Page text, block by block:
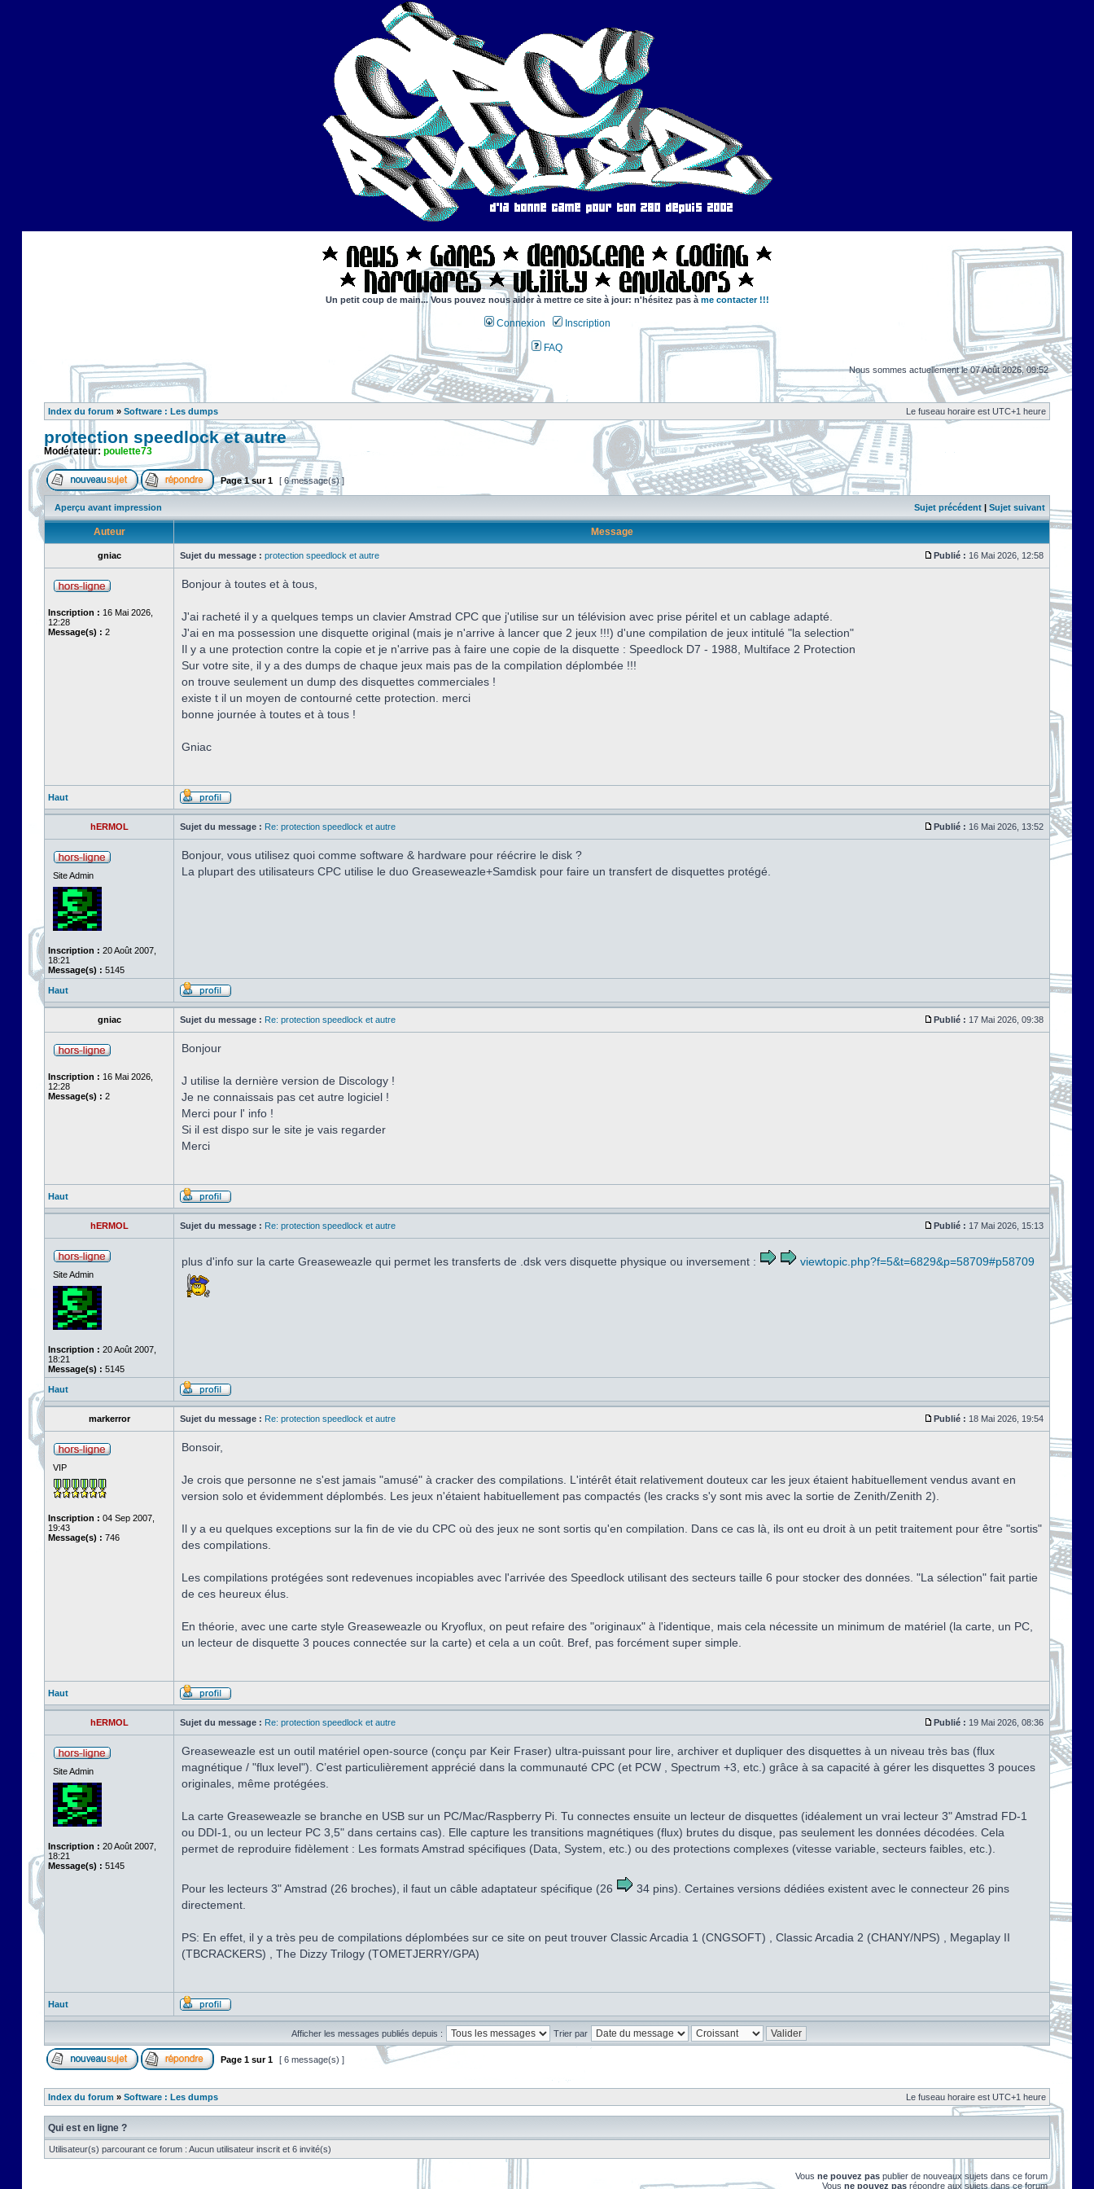
Un petit coup de main... Vous pouvez nous aider à mettre ce site à jour: n'hésitez pas à me contacter !!!
Connexion Inscription
FAQ
Nous sommes actuellement le 07 Août 2026, 09:52
Index du forum » Software : Les dumps Le fuseau horaire est UTC+1 heure
protection speedlock et autre
Modérateur: poulette73
Page1sur1 [ 6 message(s) ]
Aperçu avant impression Sujet précédent | Sujet suivant
Auteur Message
gniac Sujet du message : protection speedlock et autre Publié : 16 Mai 2026, 12:58
Inscription : 16 Mai 2026,
12:28
Message(s) : 2
Bonjour à toutes et à tous,
J'ai racheté il y a quelques temps un clavier Amstrad CPC que j'utilise sur un télévision avec prise péritel et un cablage adapté.
J'ai en ma possession une disquette original (mais je n'arrive à lancer que 2 jeux !!!) d'une compilation de jeux intitulé "la selection"
Il y a une protection contre la copie et je n'arrive pas à faire une copie de la disquette : Speedlock D7 - 1988, Multiface 2 Protection
Sur votre site, il y a des dumps de chaque jeux mais pas de la compilation déplombée !!!
on trouve seulement un dump des disquettes commerciales !
existe t il un moyen de contourné cette protection. merci
bonne journée à toutes et à tous !
Gniac
Haut
hERMOL Sujet du message : Re: protection speedlock et autre Publié : 16 Mai 2026, 13:52
Site Admin
Inscription : 20 Août 2007,
18:21
Message(s) : 5145
Bonjour, vous utilisez quoi comme software & hardware pour réécrire le disk ?
La plupart des utilisateurs CPC utilise le duo Greaseweazle+Samdisk pour faire un transfert de disquettes protégé.
Haut
gniac Sujet du message : Re: protection speedlock et autre Publié : 17 Mai 2026, 09:38
Inscription : 16 Mai 2026,
12:28
Message(s) : 2
Bonjour
J utilise la dernière version de Discology !
Je ne connaissais pas cet autre logiciel !
Merci pour l' info !
Si il est dispo sur le site je vais regarder
Merci
Haut
hERMOL Sujet du message : Re: protection speedlock et autre Publié : 17 Mai 2026, 15:13
Site Admin
Inscription : 20 Août 2007,
18:21
Message(s) : 5145
plus d'info sur la carte Greaseweazle qui permet les transferts de .dsk vers disquette physique ou inversement : viewtopic.php?f=5&t=6829&p=58709#p58709
Haut
markerror Sujet du message : Re: protection speedlock et autre Publié : 18 Mai 2026, 19:54
VIP
Inscription : 04 Sep 2007,
19:43
Message(s) : 746
Bonsoir,
Je crois que personne ne s'est jamais "amusé" à cracker des compilations. L'intérêt était relativement douteux car les jeux étaient habituellement vendus avant en
version solo et évidemment déplombés. Les jeux n'étaient habituellement pas compactés (les cracks s'y sont mis avec la sortie de Zenith/Zenith 2).
Il y a eu quelques exceptions sur la fin de vie du CPC où des jeux ne sont sortis qu'en compilation. Dans ce cas là, ils ont eu droit à un petit traitement pour être "sortis"
des compilations.
Les compilations protégées sont redevenues incopiables avec l'arrivée des Speedlock utilisant des secteurs taille 6 pour stocker des données. "La sélection" fait partie
de ces heureux élus.
En théorie, avec une carte style Greaseweazle ou Kryoflux, on peut refaire des "originaux" à l'identique, mais cela nécessite un minimum de matériel (la carte, un PC,
un lecteur de disquette 3 pouces connectée sur la carte) et cela a un coût. Bref, pas forcément super simple.
Haut
hERMOL Sujet du message : Re: protection speedlock et autre Publié : 19 Mai 2026, 08:36
Site Admin
Inscription : 20 Août 2007,
18:21
Message(s) : 5145
Greaseweazle est un outil matériel open-source (conçu par Keir Fraser) ultra-puissant pour lire, archiver et dupliquer des disquettes à un niveau très bas (flux
magnétique / "flux level"). C’est particulièrement apprécié dans la communauté CPC (et PCW , Spectrum +3, etc.) grâce à sa capacité à gérer les disquettes 3 pouces
originales, même protégées.
La carte Greaseweazle se branche en USB sur un PC/Mac/Raspberry Pi. Tu connectes ensuite un lecteur de disquettes (idéalement un vrai lecteur 3" Amstrad FD-1
ou DDI-1, ou un lecteur PC 3,5" dans certains cas). Elle capture les transitions magnétiques (flux) brutes du disque, pas seulement les données décodées. Cela
permet de reproduire fidèlement : Les formats Amstrad spécifiques (Data, System, etc.) ou des protections complexes (vitesse variable, secteurs faibles, etc.).
Pour les lecteurs 3" Amstrad (26 broches), il faut un câble adaptateur spécifique (26
34 pins). Certaines versions dédiées existent avec le connecteur 26 pins
directement.
PS: En effet, il y a très peu de compilations déplombées sur ce site on peut trouver Classic Arcadia 1 (CNGSOFT) , Classic Arcadia 2 (CHANY/NPS) , Megaplay II
(TBCRACKERS) , The Dizzy Trilogy (TOMETJERRY/GPA)
Haut
Afficher les messages publiés depuis : Trier par
Page 1 sur1 [ 6 message(s) ]
Index du forum » Software : Les dumps Le fuseau horaire est UTC+1 heure
Qui est en ligne ?
Utilisateur(s) parcourant ce forum : Aucun utilisateur inscrit et 6 invité(s)
Vous ne pouvez pas publier de nouveaux sujets dans ce forum
Vous ne pouvez pas répondre aux sujets dans ce forum